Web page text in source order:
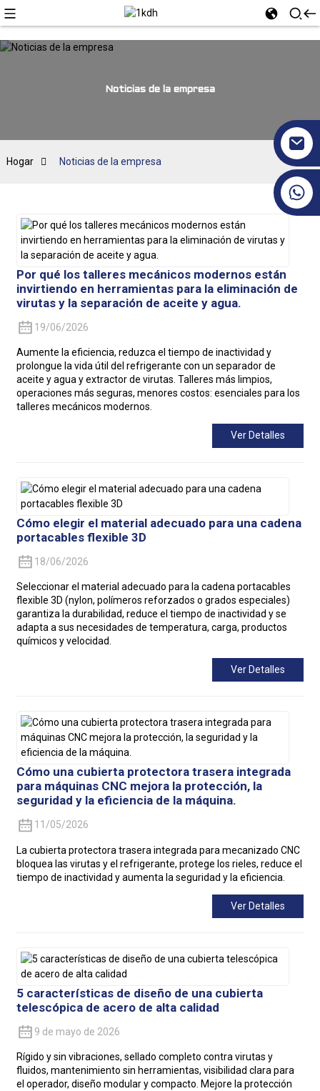
Noticias de la empresa
Hogar Noticias de la empresa
Por qué los talleres mecánicos modernos están
invirtiendo en herramientas para la eliminación de
virutas y la separación de aceite y agua.
19/06/2026
Aumente la eficiencia, reduzca el tiempo de inactividad y
prolongue la vida útil del refrigerante con un separador de
aceite y agua y extractor de virutas. Talleres más limpios,
operaciones más seguras, menores costos: esenciales para los
talleres mecánicos modernos.
Ver Detalles
Cómo elegir el material adecuado para una cadena
portacables flexible 3D
18/06/2026
Seleccionar el material adecuado para la cadena portacables
flexible 3D (nylon, polímeros reforzados o grados especiales)
garantiza la durabilidad, reduce el tiempo de inactividad y se
adapta a sus necesidades de temperatura, carga, productos
químicos y velocidad.
Ver Detalles
Cómo una cubierta protectora trasera integrada
para máquinas CNC mejora la protección, la
seguridad y la eficiencia de la máquina.
11/05/2026
La cubierta protectora trasera integrada para mecanizado CNC
bloquea las virutas y el refrigerante, protege los rieles, reduce el
tiempo de inactividad y aumenta la seguridad y la eficiencia.
Ver Detalles
5 características de diseño de una cubierta
telescópica de acero de alta calidad
9 de mayo de 2026
Rígido y sin vibraciones, sellado completo contra virutas y
fluidos, mantenimiento sin herramientas, visibilidad clara para
el operador, diseño modular y compacto. Mejore la protección